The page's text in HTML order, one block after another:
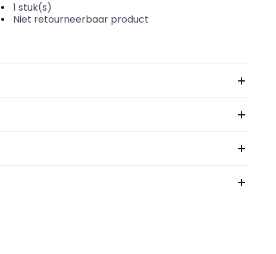
1 stuk(s)
Niet retourneerbaar product